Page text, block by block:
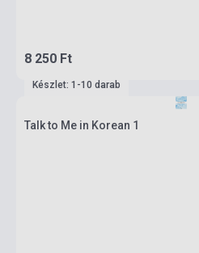
8 250 Ft
Készlet: 1-10 darab
Talk to Me in Korean 1